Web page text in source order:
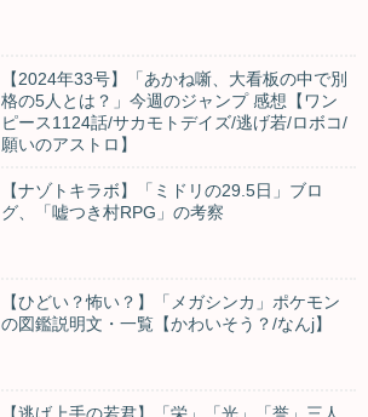
【2024年33号】「あかね噺、大看板の中で別
格の5人とは？」今週のジャンプ 感想【ワン
ピース1124話/サカモトデイズ/逃げ若/ロボコ/
願いのアストロ】
【ナゾトキラボ】「ミドリの29.5日」ブロ
グ、「嘘つき村RPG」の考察
【ひどい？怖い？】「メガシンカ」ポケモン
の図鑑説明文・一覧【かわいそう？/なんj】